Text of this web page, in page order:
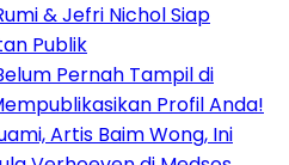
& Jefri Nichol Siap
Publik
Pernah Tampil di
Profil Anda!
Artis Baim Wong, Ini